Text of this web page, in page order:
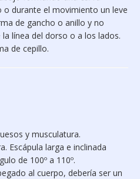
o durante el movimiento un leve
de gancho o anillo y no
línea del dorso o a los lados.
de cepillo.
y musculatura.
Escápula larga e inclinada
de 100º a 110º.
al cuerpo, debería ser un